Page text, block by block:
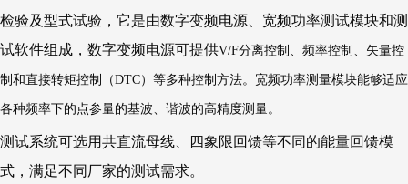
检验及型式试验，它是由数字变频电源、宽频功率测试模块和测
试软件组成，数字变频电源可提供V/F分离控制、频率控制、矢量控
制和直接转矩控制（DTC）等多种控制方法。宽频功率测量模块能够适应
各种频率下的点参量的基波、谐波的高精度测量。
测试系统可选用共直流母线、四象限回馈等不同的能量回馈模
式，满足不同厂家的测试需求。